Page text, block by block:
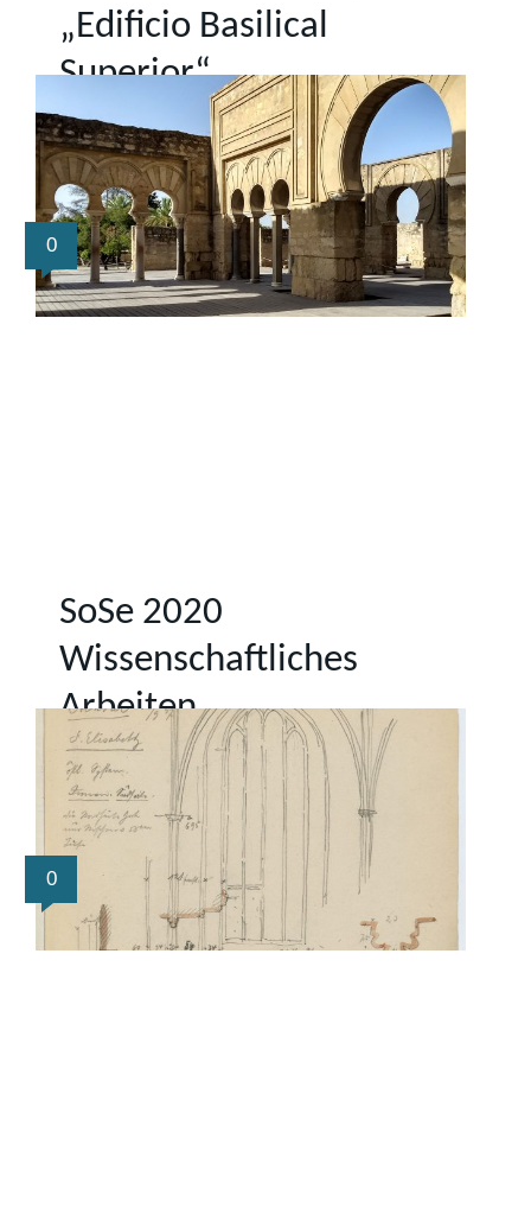
„Edificio Basilical
Superior“
0
SoSe 2020
Wissenschaftliches
Arbeiten
0